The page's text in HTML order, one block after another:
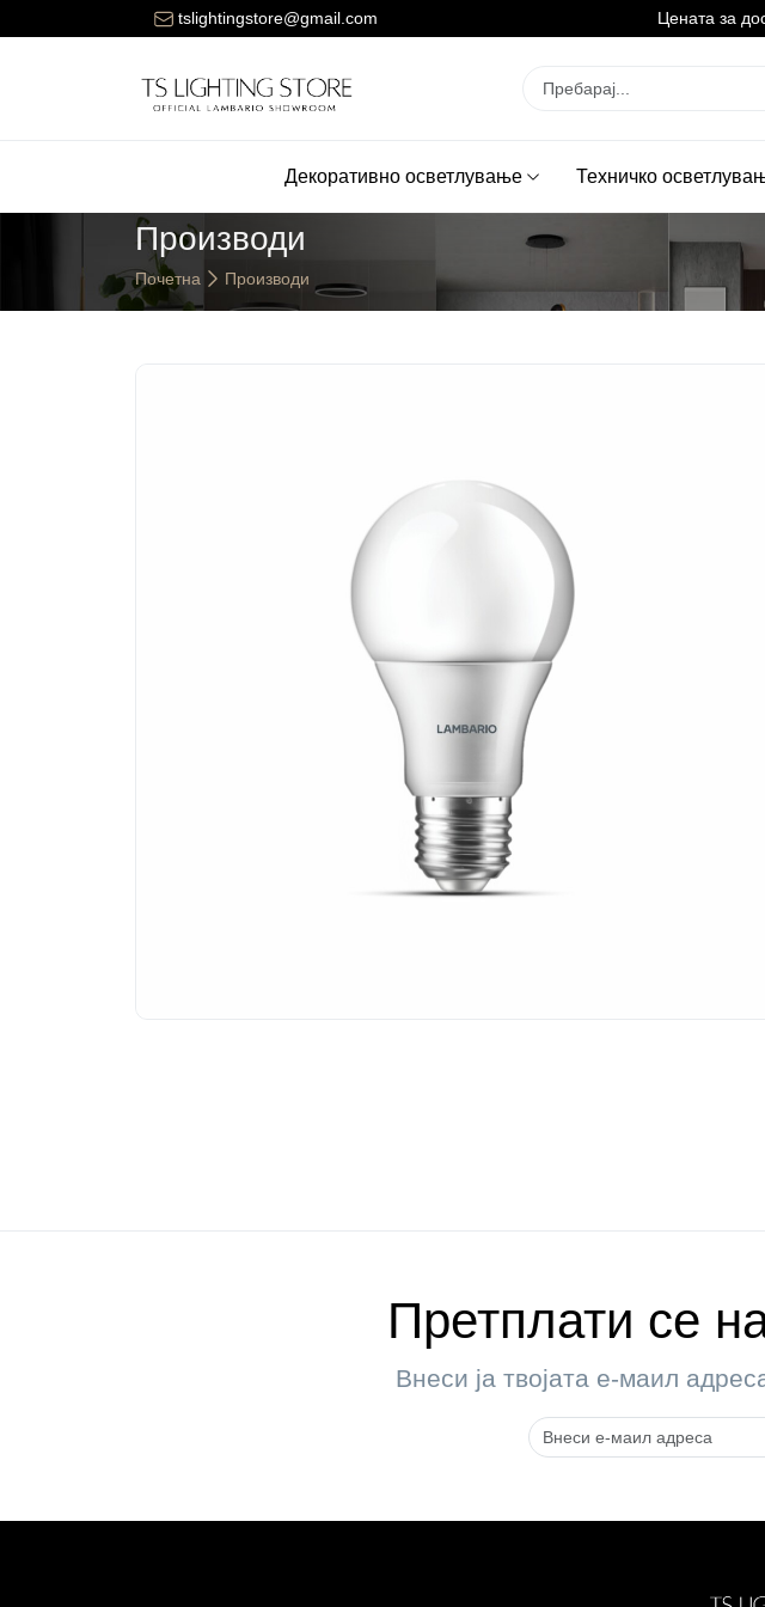
tslightingstore@gmail.com
за достава на нарачките е 150 денари. Цената за
Декоративно осветлување Техничко
Производи
Почетна Производи
Претплати се
Внеси ја твојата е-маил